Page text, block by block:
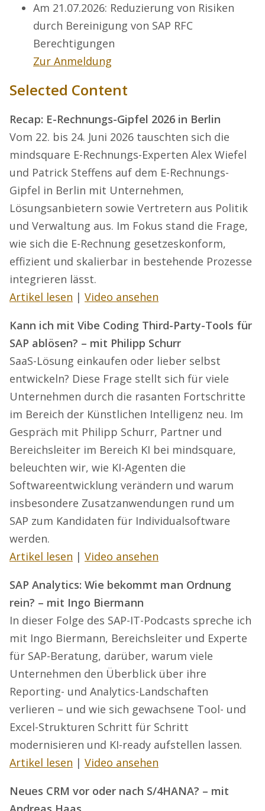
Am 21.07.2026: Reduzierung von Risiken
durch Bereinigung von SAP RFC
Berechtigungen
Zur Anmeldung
Selected Content
Recap: E-Rechnungs-Gipfel 2026 in Berlin
Vom 22. bis 24. Juni 2026 tauschten sich die
mindsquare E-Rechnungs-Experten Alex Wiefel
und Patrick Steffens auf dem E-Rechnungs-
Gipfel in Berlin mit Unternehmen,
Lösungsanbietern sowie Vertretern aus Politik
und Verwaltung aus. Im Fokus stand die Frage,
wie sich die E-Rechnung gesetzeskonform,
effizient und skalierbar in bestehende Prozesse
integrieren lässt.
Artikel lesen | Video ansehen
Kann ich mit Vibe Coding Third-Party-Tools für
SAP ablösen? – mit Philipp Schurr
SaaS-Lösung einkaufen oder lieber selbst
entwickeln? Diese Frage stellt sich für viele
Unternehmen durch die rasanten Fortschritte
im Bereich der Künstlichen Intelligenz neu. Im
Gespräch mit Philipp Schurr, Partner und
Bereichsleiter im Bereich KI bei mindsquare,
beleuchten wir, wie KI-Agenten die
Softwareentwicklung verändern und warum
insbesondere Zusatzanwendungen rund um
SAP zum Kandidaten für Individualsoftware
werden.
Artikel lesen | Video ansehen
SAP Analytics: Wie bekommt man Ordnung
rein? – mit Ingo Biermann
In dieser Folge des SAP-IT-Podcasts spreche ich
mit Ingo Biermann, Bereichsleiter und Experte
für SAP-Beratung, darüber, warum viele
Unternehmen den Überblick über ihre
Reporting- und Analytics-Landschaften
verlieren – und wie sich gewachsene Tool- und
Excel-Strukturen Schritt für Schritt
modernisieren und KI-ready aufstellen lassen.
Artikel lesen | Video ansehen
Neues CRM vor oder nach S/4HANA? – mit